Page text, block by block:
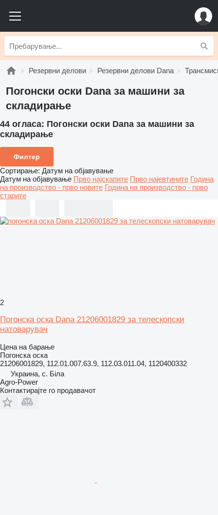
Резервни делови Резервни делови Dana
Погонски оски Dana за машини за
складирање
44 огласа: Погонски оски Dana за машини за
складирање
Филтер
Сортирање: Датум на објавување
Датум на објавување Прво најскапите Прво најевтините Година
на производство - прво новите Година на производство - прво
старите
2
Погонска оска Dana 21206001829 за телескопски
натоварувач
Цена на барање
Погонска оска
21206001829, 112.01.007.63.9, 112.03.011.04, 1120400332
Украина, с. Біла
Agro-Power
Контактирајте го продавачот